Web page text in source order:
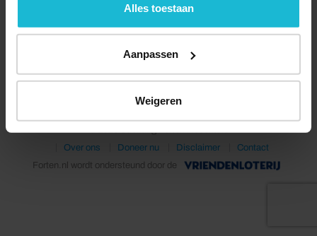
de knoppen accepteren, beheren of weigeren.
Alles toestaan
Aanpassen
Weigeren
© 2026 Stichting Forten Nederland
Over ons
Doneer nu Disclaimer
Contact
Forten.nl wordt ondersteund door de